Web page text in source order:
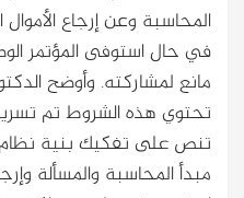
المحاسبة وعن إرجاع
في حال استوفى المؤتمر
مانع لمشاركته. وأوضح
تحتوي هذه الشروط تم
تنص على تفكيك بنية نظام
مبدأ المحاسبة والمسألة